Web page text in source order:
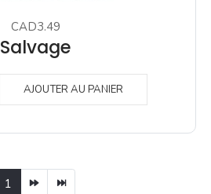
CAD3.49
Salvage
AJOUTER AU PANIER
1